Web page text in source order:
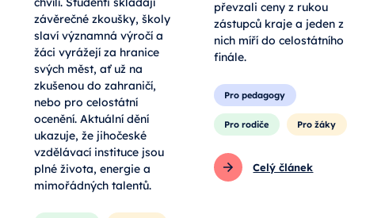
chvílí. Studenti skládají
závěrečné zkoušky, školy
slaví významná výročí a
žáci vyrážejí za hranice
svých měst, ať už na
zkušenou do zahraničí,
nebo pro celostátní
ocenění. Aktuální dění
ukazuje, že jihočeské
vzdělávací instituce jsou
plné života, energie a
mimořádných talentů.
převzali ceny z rukou
zástupců kraje a jeden z
nich míří do celostátního
finále.
Pro pedagogy
Pro rodiče Pro žáky
Celý článek